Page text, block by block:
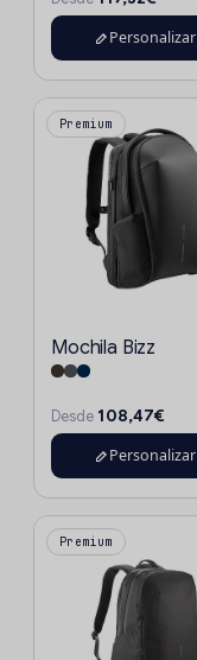
Personalizar
Premium
Mochila Bizz
Desde 108,47€
Personalizar
Premium